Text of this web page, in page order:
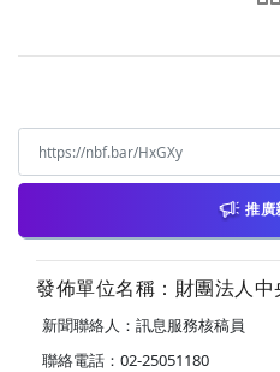
推廣
發佈單位名稱：財團法人
新聞聯絡人：訊息服務核稿員
聯絡電話：02-25051180